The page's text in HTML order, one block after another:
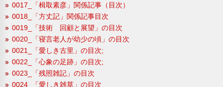
0017_「楫取素彦」関係記事（目次）
0018_「方丈記」関係記事目次
0019_「技術 回顧と展望」の目次
0020_「寝言老人が幼少の頃」の目次
0021_「愛しき古里」の目次;
0022_「心象の足跡」の目次;
0023_「残照雑記」の目次
0024_「愛しき雑草」の目次